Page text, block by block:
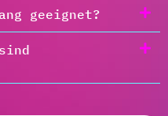
geeignet?